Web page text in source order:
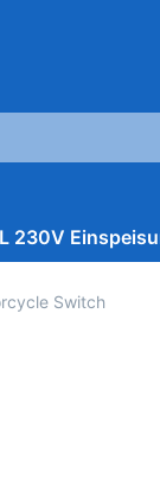
tippen,
230V
Switch